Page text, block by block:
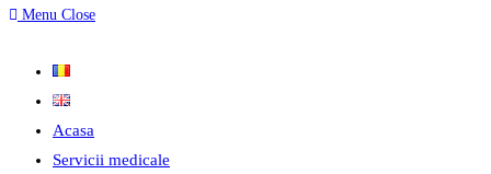
Menu Close
Acasa
Servicii medicale